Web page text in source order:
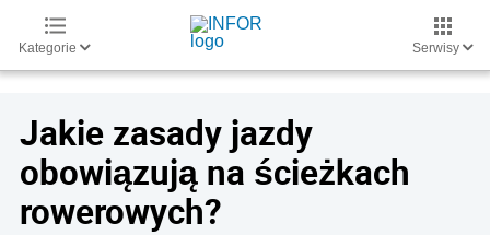
Kategorie Serwisy
Jakie zasady jazdy
obowiązują na ścieżkach
rowerowych?